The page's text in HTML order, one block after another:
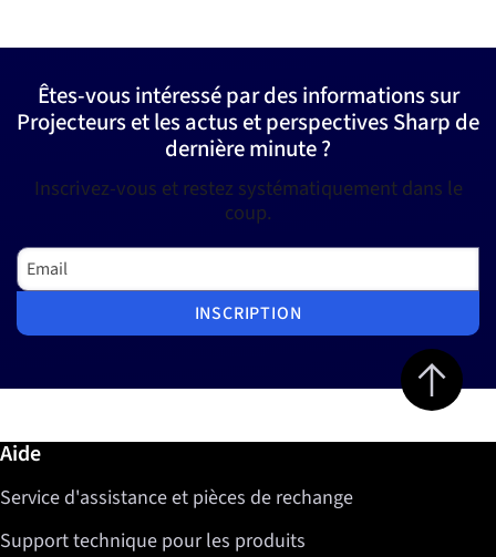
Êtes-vous intéressé par des informations sur
Projecteurs et les actus et perspectives Sharp de
dernière minute ?
Inscrivez-vous et restez systématiquement dans le
coup.
Email
INSCRIPTION
Jump to
Informations complémentaires / Aide
Aide
Service d'assistance et pièces de rechange
Support technique pour les produits